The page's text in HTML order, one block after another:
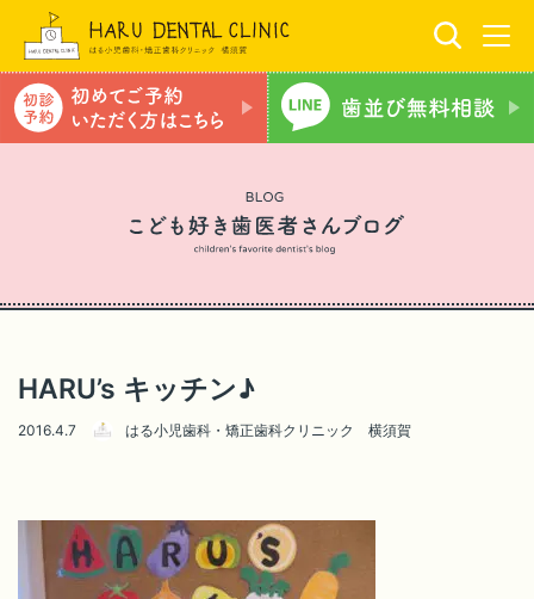
HARU’s キッチン♪
2016.4.7 はる小児歯科・矯正歯科クリニック 横須賀